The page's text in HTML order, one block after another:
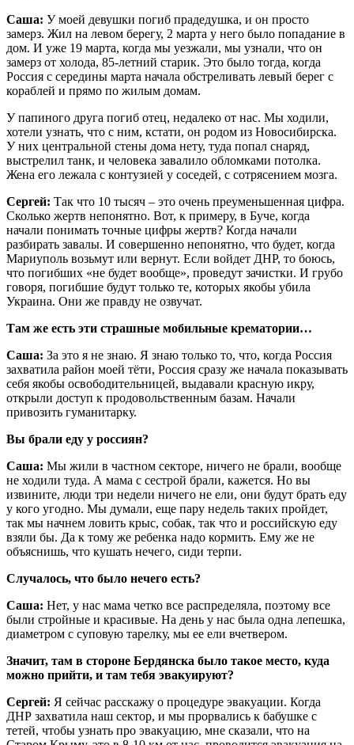
Саша: У моей девушки погиб прадедушка, и он просто
замерз. Жил на левом берегу, 2 марта у него было попадание в
дом. И уже 19 марта, когда мы уезжали, мы узнали, что он
замерз от холода, 85-летний старик. Это было тогда, когда
Россия с середины марта начала обстреливать левый берег с
кораблей и прямо по жилым домам.
У папиного друга погиб отец, недалеко от нас. Мы ходили,
хотели узнать, что с ним, кстати, он родом из Новосибирска.
У них центральной стены дома нету, туда попал снаряд,
выстрелил танк, и человека завалило обломками потолка.
Жена его лежала с контузией у соседей, с сотрясением мозга.
Сергей: Так что 10 тысяч – это очень преуменьшенная цифра.
Сколько жертв непонятно. Вот, к примеру, в Буче, когда
начали понимать точные цифры жертв? Когда начали
разбирать завалы. И совершенно непонятно, что будет, когда
Мариуполь возьмут или вернут. Если войдет ДНР, то боюсь,
что погибших «не будет вообще», проведут зачистки. И грубо
говоря, погибшие будут только те, которых якобы убила
Украина. Они же правду не озвучат.
Там же есть эти страшные мобильные крематории…
Саша: За это я не знаю. Я знаю только то, что, когда Россия
захватила район моей тёти, Россия сразу же начала показывать
себя якобы освободительницей, выдавали красную икру,
открыли доступ к продовольственным базам. Начали
привозить гуманитарку.
Вы брали еду у россиян?
Саша: Мы жили в частном секторе, ничего не брали, вообще
не ходили туда. А мама с сестрой брали, кажется. Но вы
извините, люди три недели ничего не ели, они будут брать еду
у кого угодно. Мы думали, еще пару недель таких пройдет,
так мы начнем ловить крыс, собак, так что и российскую еду
взяли бы. Да к тому же ребенка надо кормить. Ему же не
объяснишь, что кушать нечего, сиди терпи.
Случалось, что было нечего есть?
Саша: Нет, у нас мама четко все распределяла, поэтому все
были стройные и красивые. На день у нас была одна лепешка,
диаметром с суповую тарелку, мы ее ели вчетвером.
Значит, там в стороне Бердянска было такое место, куда
можно прийти, и там тебя эвакуируют?
Сергей: Я сейчас расскажу о процедуре эвакуации. Когда
ДНР захватила наш сектор, и мы прорвались к бабушке с
тетей, чтобы узнать про эвакуацию, мне сказали, что на